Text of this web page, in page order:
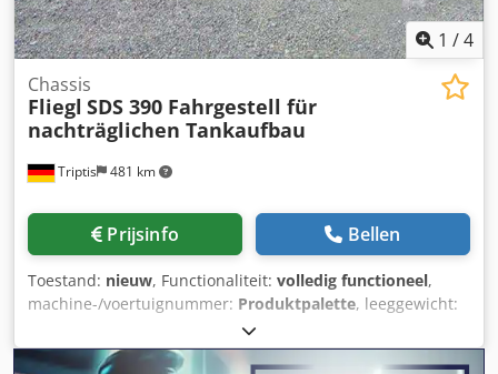
1 /4
Triptis 481 km
Chassis
Fliegl SDS 390 Fahrgestell für
nachträglichen Tankaufbau
Prijsinfo Bellen
Toestand: nieuw, Functionaliteit: volledig functioneel,
machine-/voertuignummer: Produktpalette, leeggewicht:
, maximaal laadgewicht:
39.000 kg, asconfiguratie:3 assen, bandenmaten:385/65